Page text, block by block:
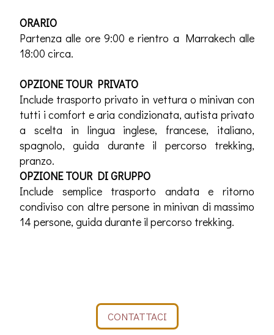
ORARIO
Partenza alle ore 9:00 e rientro a Marrakech alle
18:00 circa.
OPZIONE TOUR PRIVATO
Include trasporto privato in vettura o minivan con
tutti i comfort e aria condizionata, autista privato
a scelta in lingua inglese, francese, italiano,
spagnolo, guida durante il percorso trekking,
pranzo.
OPZIONE TOUR DI GRUPPO
Include semplice trasporto andata e ritorno
condiviso con altre persone in minivan di massimo
14 persone, guida durante il percorso trekking.
CONTATTACI